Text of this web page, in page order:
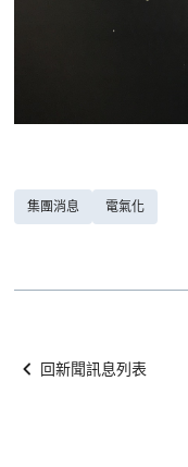
集團消息 電氣化
回新聞訊息列表